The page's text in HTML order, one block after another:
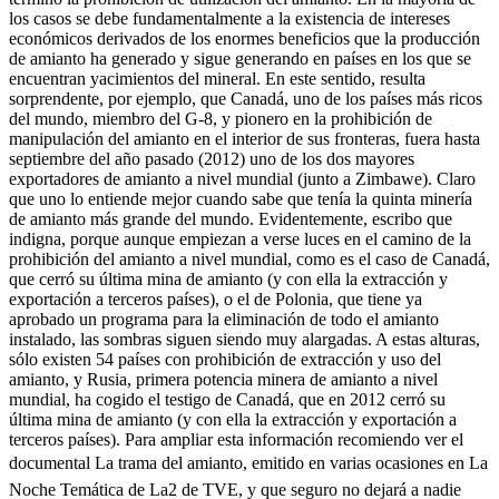
los casos se debe fundamentalmente a la existencia de intereses
económicos derivados de los enormes beneficios que la producción
de amianto ha generado y sigue generando en países en los que se
encuentran yacimientos del mineral. En este sentido, resulta
sorprendente, por ejemplo, que Canadá, uno de los países más ricos
del mundo, miembro del G-8, y pionero en la prohibición de
manipulación del amianto en el interior de sus fronteras, fuera hasta
septiembre del año pasado (2012) uno de los dos mayores
exportadores de amianto a nivel mundial (junto a Zimbawe). Claro
que uno lo entiende mejor cuando sabe que tenía la quinta minería
de amianto más grande del mundo. Evidentemente, escribo que
indigna, porque aunque empiezan a verse luces en el camino de la
prohibición del amianto a nivel mundial, como es el caso de Canadá,
que cerró su última mina de amianto (y con ella la extracción y
exportación a terceros países), o el de Polonia, que tiene ya
aprobado un programa para la eliminación de todo el amianto
instalado, las sombras siguen siendo muy alargadas. A estas alturas,
sólo existen 54 países con prohibición de extracción y uso del
amianto, y Rusia, primera potencia minera de amianto a nivel
mundial, ha cogido el testigo de Canadá, que en 2012 cerró su
última mina de amianto (y con ella la extracción y exportación a
terceros países). Para ampliar esta información recomiendo ver el
documental La trama del amianto, emitido en varias ocasiones en La
Noche Temática de La2 de TVE, y que seguro no dejará a nadie